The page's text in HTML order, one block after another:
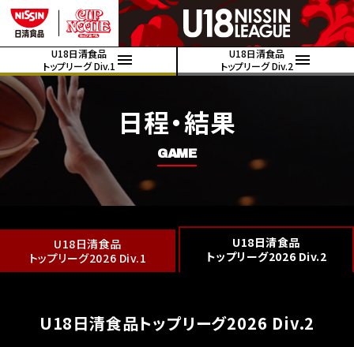
U18日清食品
トップリーグ Div.1
U18日清食品
トップリーグ Div.2
日程・結果
GAME
U18日清食品
トップリーグ2026 Div.1
U18日清食品
トップリーグ2026 Div.2
U18日清食品トップリーグ2026 Div.2